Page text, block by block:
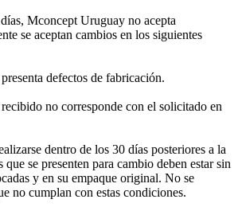
Mconcept Uruguay no acepta
se aceptan cambios en los siguientes
defectos de fabricación.
no corresponde con el solicitado en
dentro de los 30 días posteriores a la
se presenten para cambio deben estar sin
y en su empaque original. No se
no cumplan con estas condiciones.